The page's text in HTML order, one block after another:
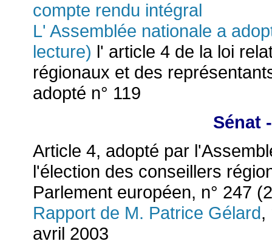
compte rendu intégral
L' Assemblée nationale a
lecture) l' article 4 de la loi
régionaux et des
adopté n° 119
Sénat
Article 4, adopté par
l'élection des conseillers
Parlement européen, n° 247
Rapport de M. Patrice Gélard,
avril 2003